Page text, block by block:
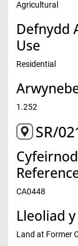
Agricultural
Defnydd
Use
Residential
1.252
SR/
CA0448
Lleoliad
Land at Former